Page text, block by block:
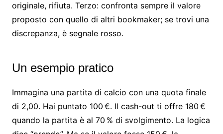
originale, rifiuta. Terzo: confronta sempre il valore
proposto con quello di altri bookmaker; se trovi una
discrepanza, è segnale rosso.
Un esempio pratico
Immagina una partita di calcio con una quota finale
di 2,00. Hai puntato 100 €. Il cash-out ti offre 180 €
quando la partita è al 70 % di svolgimento. La logica